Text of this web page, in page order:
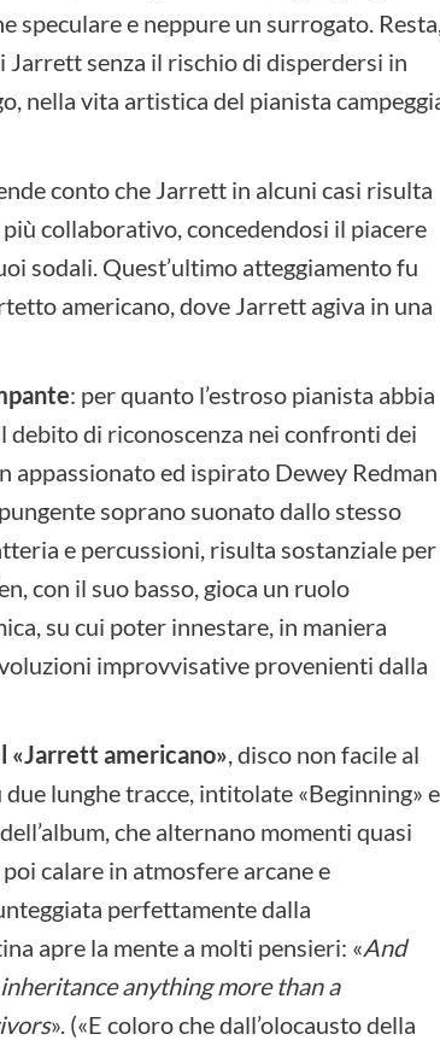
speculare e neppure un surrogato.
senza il rischio di disperdersi in
nella vita artistica del pianista
conto che Jarrett in alcuni casi risulta
collaborativo, concedendosi il piacere
sodali. Quest’ultimo atteggiamento fu
americano, dove Jarrett agiva in una
: per quanto l’estroso pianista abbia
debito di riconoscenza nei confronti dei
appassionato ed ispirato Dewey Redman
soprano suonato dallo stesso
e percussioni, risulta sostanziale per
con il suo basso, gioca un ruolo
su cui poter innestare, in maniera
improvvisative provenienti dalla
«Jarrett americano», disco non facile al
lunghe tracce, intitolate «Beginning» e
che alternano momenti quasi
calare in atmosfere arcane e
perfettamente dalla
apre la mente a molti pensieri: «And
anything more than a
». («E coloro che dall’olocausto della